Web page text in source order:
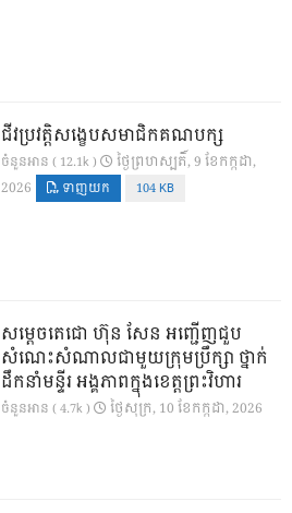
ជីវប្រវត្តិសង្ខេបសមាជិកគណបក្ស
ចំនួនអាន ( 12.1k )
ថ្ងៃ​ព្រហស្បតិ៍, 9 ខែ​កក្កដា,
2026
ទាញយក 104 KB
សម្តេចតេជោ ហ៊ុន សែន អញ្ជើញជួប
សំណេះសំណាលជាមួយក្រុមប្រឹក្សា ថ្នាក់
ដឹកនាំមន្ទីរ អង្គភាពក្នុងខេត្តព្រះវិហារ
ចំនួនអាន ( 4.7k ) ថ្ងៃ​សុក្រ, 10 ខែ​កក្កដា, 2026